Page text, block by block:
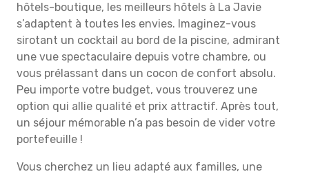
hôtels-boutique, les meilleurs hôtels à La Javie
s’adaptent à toutes les envies. Imaginez-vous
sirotant un cocktail au bord de la piscine, admirant
une vue spectaculaire depuis votre chambre, ou
vous prélassant dans un cocon de confort absolu.
Peu importe votre budget, vous trouverez une
option qui allie qualité et prix attractif. Après tout,
un séjour mémorable n’a pas besoin de vider votre
portefeuille !
Vous cherchez un lieu adapté aux familles, une